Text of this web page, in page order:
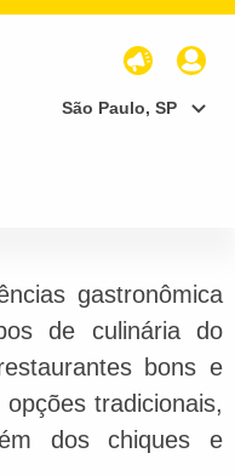
São Paulo, SP
gastronômica
de culinária do
bons e
tradicionais,
dos chiques e